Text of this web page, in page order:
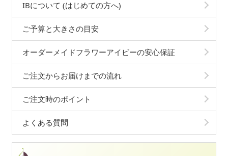
IBについて (はじめての方へ)
ご予算と大きさの目安
オーダーメイドフラワーアイビーの安心保証
ご注文からお届けまでの流れ
ご注文時のポイント
よくある質問